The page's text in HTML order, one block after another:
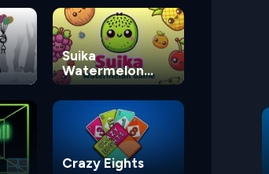
Suika
Watermelon
Game
Crazy Eights